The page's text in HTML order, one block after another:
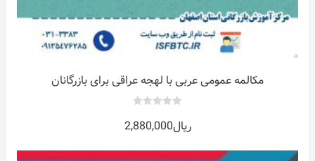
مکالمه عمومی عربی با لهجه عراقی برای بازرگانان
out
of
ریال2,880,000